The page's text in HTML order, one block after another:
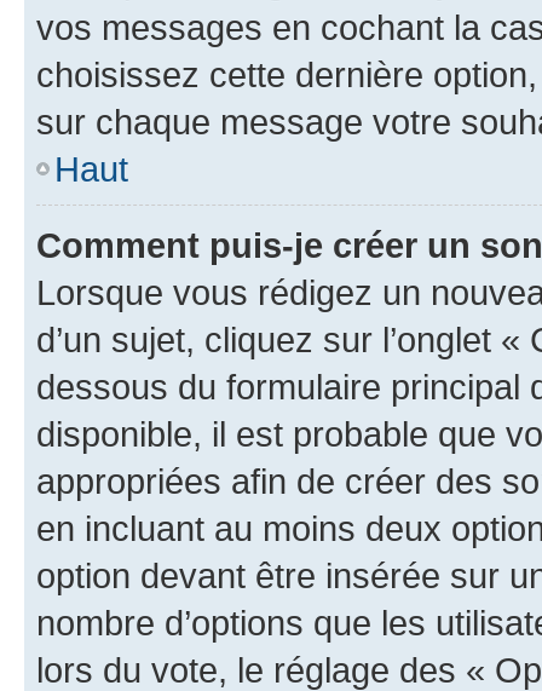
vos messages en cochant la
choisissez cette dernière
sur chaque message votre
Haut
Comment puis-je créer un
Lorsque vous rédigez un
d’un sujet, cliquez sur l’onglet
dessous du formulaire principal
disponible, il est probable que
appropriées afin de créer des
en incluant au moins deux
option devant être insérée sur
nombre d’options que les
lors du vote, le réglage des «